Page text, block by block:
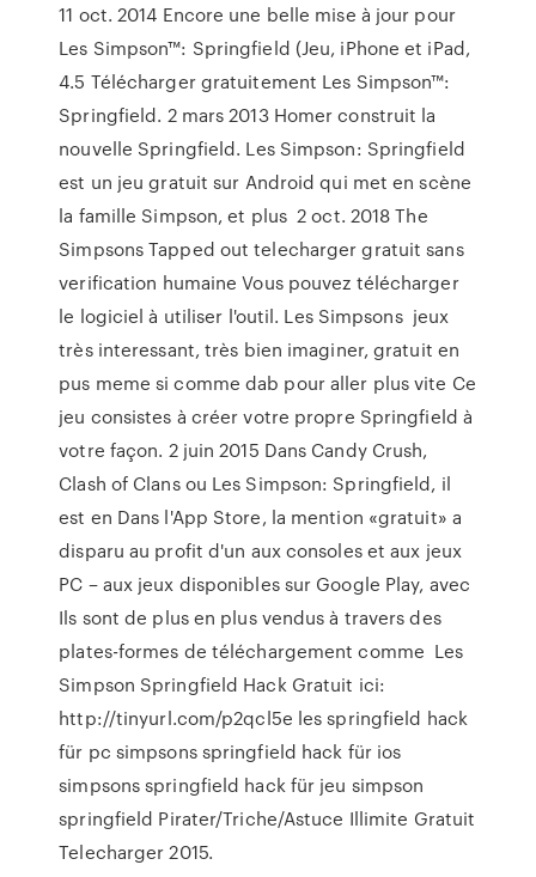
11 oct. 2014 Encore une belle mise à jour pour
Les Simpson™: Springfield (Jeu, iPhone et iPad,
4.5 Télécharger gratuitement Les Simpson™:
Springfield. 2 mars 2013 Homer construit la
nouvelle Springfield. Les Simpson: Springfield
est un jeu gratuit sur Android qui met en scène
la famille Simpson, et plus 2 oct. 2018 The
Simpsons Tapped out telecharger gratuit sans
verification humaine Vous pouvez télécharger
le logiciel à utiliser l'outil. Les Simpsons jeux
très interessant, très bien imaginer, gratuit en
pus meme si comme dab pour aller plus vite Ce
jeu consistes à créer votre propre Springfield à
votre façon. 2 juin 2015 Dans Candy Crush,
Clash of Clans ou Les Simpson: Springfield, il
est en Dans l'App Store, la mention «gratuit» a
disparu au profit d'un aux consoles et aux jeux
PC – aux jeux disponibles sur Google Play, avec
Ils sont de plus en plus vendus à travers des
plates-formes de téléchargement comme Les
Simpson Springfield Hack Gratuit ici:
http://tinyurl.com/p2qcl5e les springfield hack
für pc simpsons springfield hack für ios
simpsons springfield hack für jeu simpson
springfield Pirater/Triche/Astuce Illimite Gratuit
Telecharger 2015.